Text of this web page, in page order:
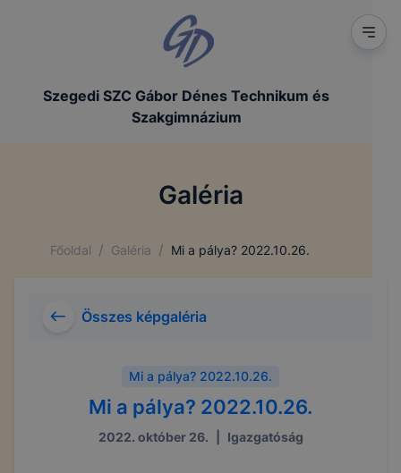
Szegedi SZC Gábor Dénes Technikum és
Szakgimnázium
Galéria
Főoldal / Galéria / Mi a pálya? 2022.10.26.
Összes képgaléria
Mi a pálya? 2022.10.26.
Mi a pálya? 2022.10.26.
2022. október 26. Igazgatóság